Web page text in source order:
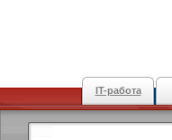
IT-работа